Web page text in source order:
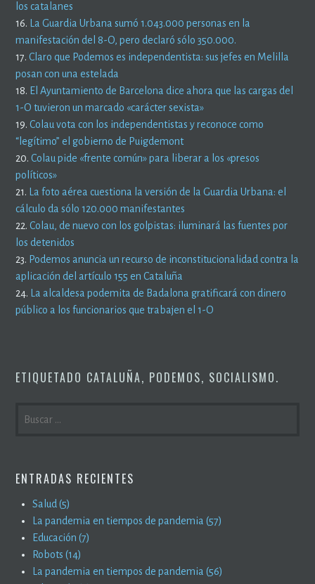
los catalanes
16. La Guardia Urbana sumó 1.043.000 personas en la
manifestación del 8-O, pero declaró sólo 350.000.
17.Claro que Podemos es independentista: sus jefes en Melilla
posan con una estelada
18. El Ayuntamiento de Barcelona dice ahora que las cargas del
1-O tuvieron un marcado «carácter sexista»
19.Colau vota con los independentistas y reconoce como
“legítimo” el gobierno de Puigdemont
20.Colau pide «frente común» para liberar a los «presos
políticos»
21. La foto aérea cuestiona la versión de la Guardia Urbana: el
cálculo da sólo 120.000 manifestantes
22.Colau, de nuevo con los golpistas: iluminará las fuentes por
los detenidos
23. Podemos anuncia un recurso de inconstitucionalidad contra la
aplicación del artículo 155 en Cataluña
24. La alcaldesa podemita de Badalona gratificará con dinero
público a los funcionarios que trabajen el 1-O
ETIQUETADO CATALUÑA, PODEMOS, SOCIALISMO.
ENTRADAS RECIENTES
Salud (5)
La pandemia en tiempos de pandemia (57)
Educación (7)
Robots (14)
La pandemia en tiempos de pandemia (56)